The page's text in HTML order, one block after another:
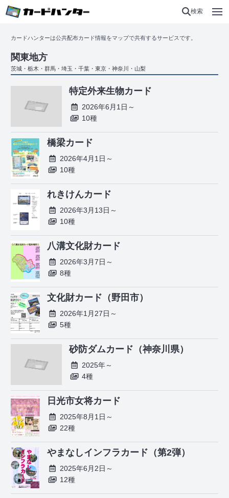
検索
カードハンターは公共配布カード情報をマップで共有するサービスです。
関東地方
茨城・栃木・群馬・埼玉・千葉・東京・神奈川・山梨
特定外来生物カード
2026年6月1日～
10種
橋梁カード
2026年4月1日～
10種
れきけんカード
2026年3月13日～
10種
八溝文化財カード
2026年3月7日～
8種
文化財カード（野田市）
2026年1月27日～
5種
砂防ダムカード（神奈川県）
2025年～
4種
日光市女将カード
2025年8月1日～
22種
やまなしインフラカード（第2弾）
2025年6月2日～
12種